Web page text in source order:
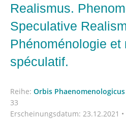
Realismus.
Speculative
Phénoménologie et
spéculatif.
Reihe: Orbis
33
Erscheinungsdatum: 23.12.2021